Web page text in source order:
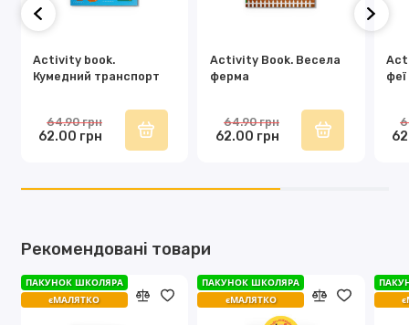
Activity book.
Кумедний транспорт
62.00 грн
64.90 грн
Activity Book. Весела
ферма
62.00 грн
64.90 грн
феї
Рекомендовані товари
ПАКУНОК ШКОЛЯРА
єМАЛЯТКО
ПАКУНОК ШКОЛЯРА
єМАЛЯТКО